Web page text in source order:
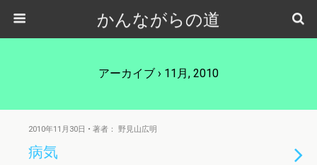
かんながらの道
アーカイブ › 11月, 2010
2010年11月30日 • 著者： 野見山広明
病気